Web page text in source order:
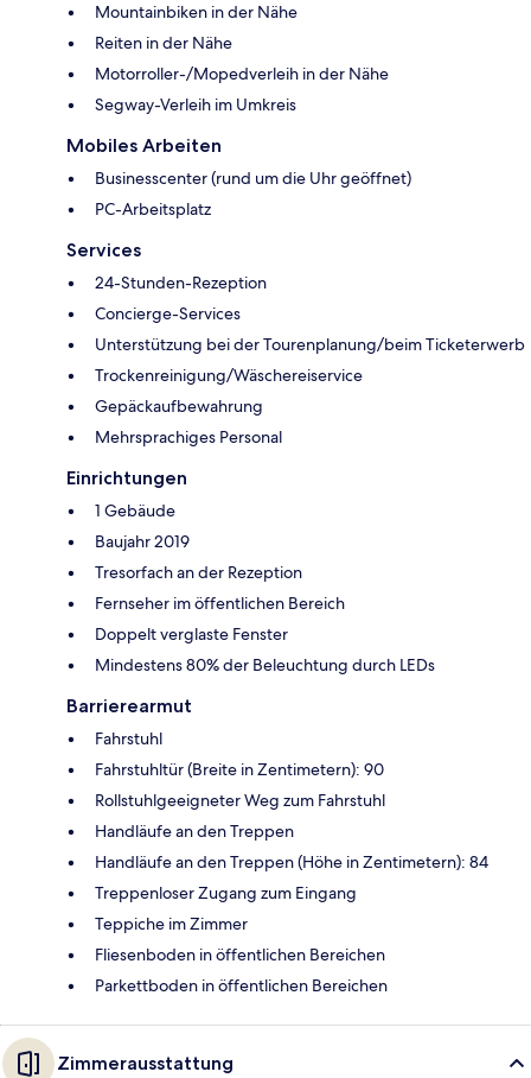
Mountainbiken in der Nähe
Reiten in der Nähe
Motorroller-/Mopedverleih in der Nähe
Segway-Verleih im Umkreis
Mobiles Arbeiten
Businesscenter (rund um die Uhr geöffnet)
PC-Arbeitsplatz
Services
24-Stunden-Rezeption
Concierge-Services
Unterstützung bei der Tourenplanung/beim Ticketerwerb
Trockenreinigung/Wäschereiservice
Gepäckaufbewahrung
Mehrsprachiges Personal
Einrichtungen
1 Gebäude
Baujahr 2019
Tresorfach an der Rezeption
Fernseher im öffentlichen Bereich
Doppelt verglaste Fenster
Mindestens 80% der Beleuchtung durch LEDs
Barrierearmut
Fahrstuhl
Fahrstuhltür (Breite in Zentimetern): 90
Rollstuhlgeeigneter Weg zum Fahrstuhl
Handläufe an den Treppen
Handläufe an den Treppen (Höhe in Zentimetern): 84
Treppenloser Zugang zum Eingang
Teppiche im Zimmer
Fliesenboden in öffentlichen Bereichen
Parkettboden in öffentlichen Bereichen
Zimmerausstattung